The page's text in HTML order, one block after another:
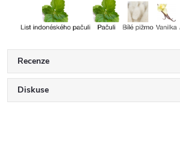
Recenze
Diskuse